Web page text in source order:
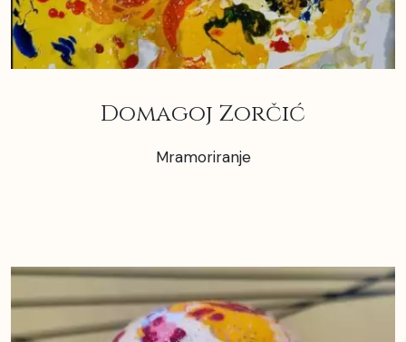
Domagoj Zorčić
Mramoriranje